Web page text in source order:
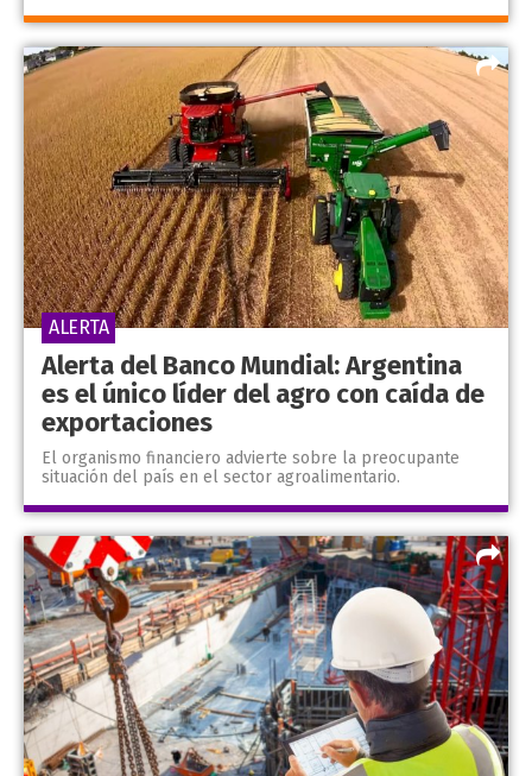
Alerta del Banco Mundial: Argentina
es el único líder del agro con caída de
exportaciones
El organismo financiero advierte sobre la preocupante
situación del país en el sector agroalimentario.
ALERTA